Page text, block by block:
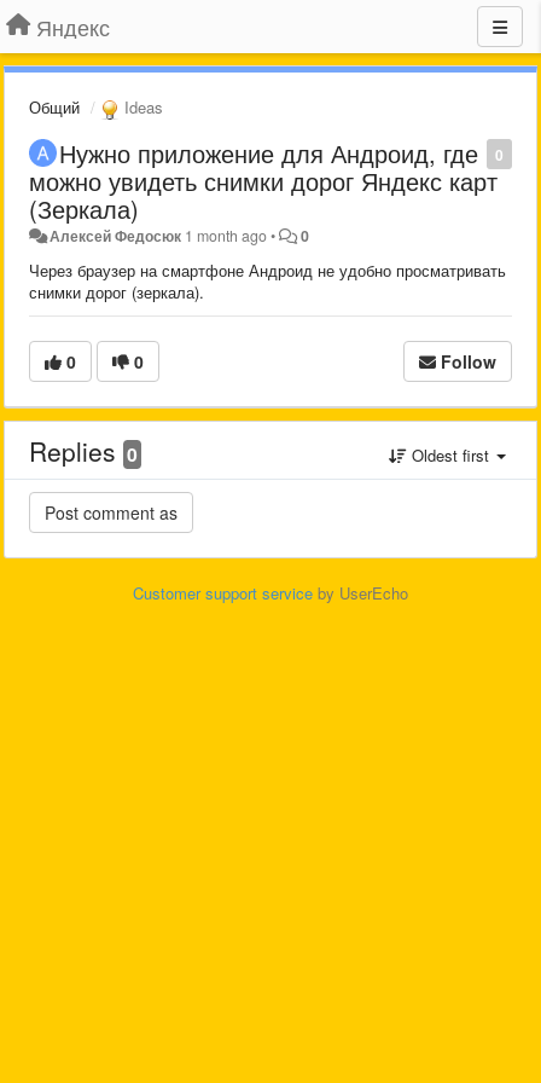
Яндекс
Общий Ideas
0
Нужно приложение для Андроид, где
можно увидеть снимки дорог Яндекс карт
(Зеркала)
Алексей Федосюк 1 month ago• 0
Через браузер на смартфоне Андроид не удобно просматривать
снимки дорог (зеркала).
0 0 Follow
Replies 0 Oldest first
Customer support service by UserEcho